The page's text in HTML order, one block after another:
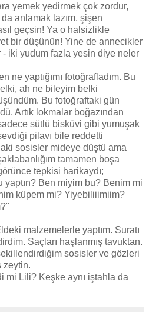
yemek yedirmek çok zordur,
anlamak lazım, şişen
geçsin! Ya o halsizlikle
bir düşünün! Yine de annecikler
- iki yudum fazla yesin diye neler
ne yaptığımı fotoğrafladım. Bu
ah ne bileyim belki
Bu fotoğraftaki gün
Artık lokmalar boğazından
sütlü bisküvi gibi yumuşak
pilavı bile reddetti
sosisler mideye düştü ama
tamamen boşa
tepkisi harikaydı;
Ben miyim bu? Benim mi
küpem mi? Yiyebiliiimiim?
malzemelerle yaptım. Suratı
Saçları haşlanmış tavuktan.
sosisler ve gözleri
zeytin.
mi Lili? Keşke aynı iştahla da